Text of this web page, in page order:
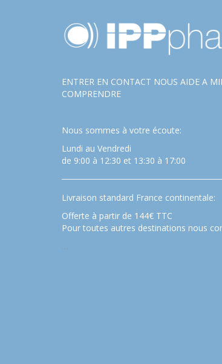
ENTRER EN CONTACT NOUS AIDE A
COMPRENDRE
Nous sommes à votre écoute:
Lundi au Vendredi
de 9:00 à 12:30 et 13:30 à 17:00
Livraison standard France continentale:
Offerte à partir de 144€ TTC
Pour toutes autres destinations nous
…